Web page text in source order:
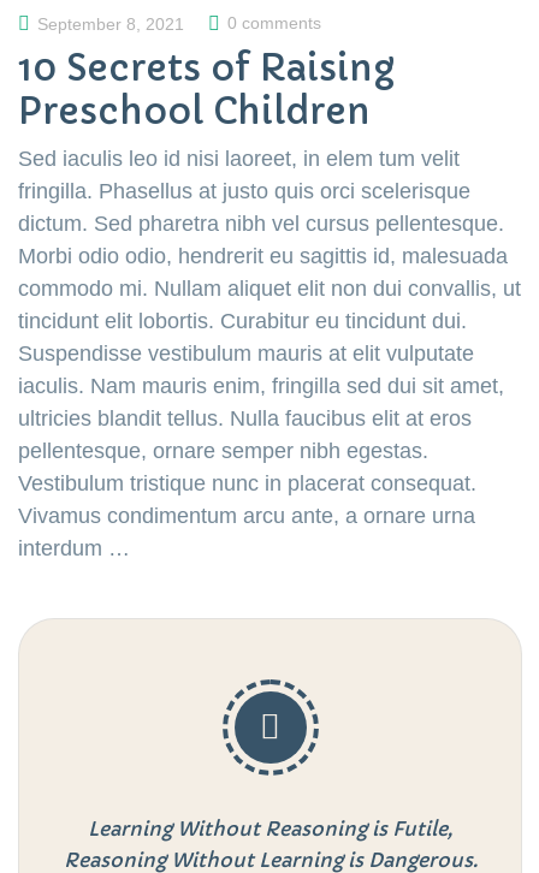
September 8, 2021 0 comments
10 Secrets of Raising
Preschool Children
Sed iaculis leo id nisi laoreet, in elem tum velit
fringilla. Phasellus at justo quis orci scelerisque
dictum. Sed pharetra nibh vel cursus pellentesque.
Morbi odio odio, hendrerit eu sagittis id, malesuada
commodo mi. Nullam aliquet elit non dui convallis, ut
tincidunt elit lobortis. Curabitur eu tincidunt dui.
Suspendisse vestibulum mauris at elit vulputate
iaculis. Nam mauris enim, fringilla sed dui sit amet,
ultricies blandit tellus. Nulla faucibus elit at eros
pellentesque, ornare semper nibh egestas.
Vestibulum tristique nunc in placerat consequat.
Vivamus condimentum arcu ante, a ornare urna
interdum …
Learning Without Reasoning is Futile,
Reasoning Without Learning is Dangerous.